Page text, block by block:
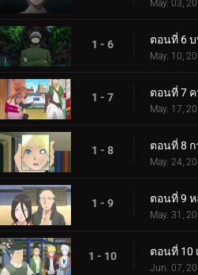
May. 03,
1 - 6 ตอนที่ 6
May. 10,
1 - 7 ตอนที่ 7
May. 17,
1 - 8 ตอนที่ 8 ก
May. 24,
1 - 9 ตอนที่ 9
May. 31,
1 - 10
Jun. 07,